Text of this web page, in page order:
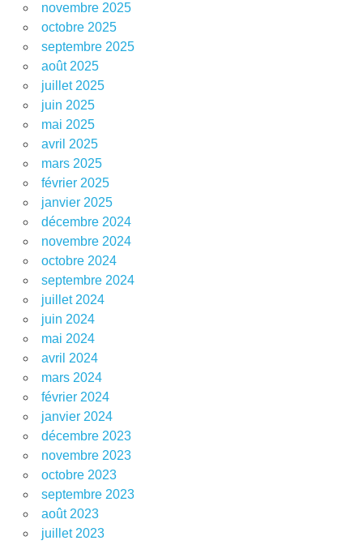
novembre 2025
octobre 2025
septembre 2025
août 2025
juillet 2025
juin 2025
mai 2025
avril 2025
mars 2025
février 2025
janvier 2025
décembre 2024
novembre 2024
octobre 2024
septembre 2024
juillet 2024
juin 2024
mai 2024
avril 2024
mars 2024
février 2024
janvier 2024
décembre 2023
novembre 2023
octobre 2023
septembre 2023
août 2023
juillet 2023